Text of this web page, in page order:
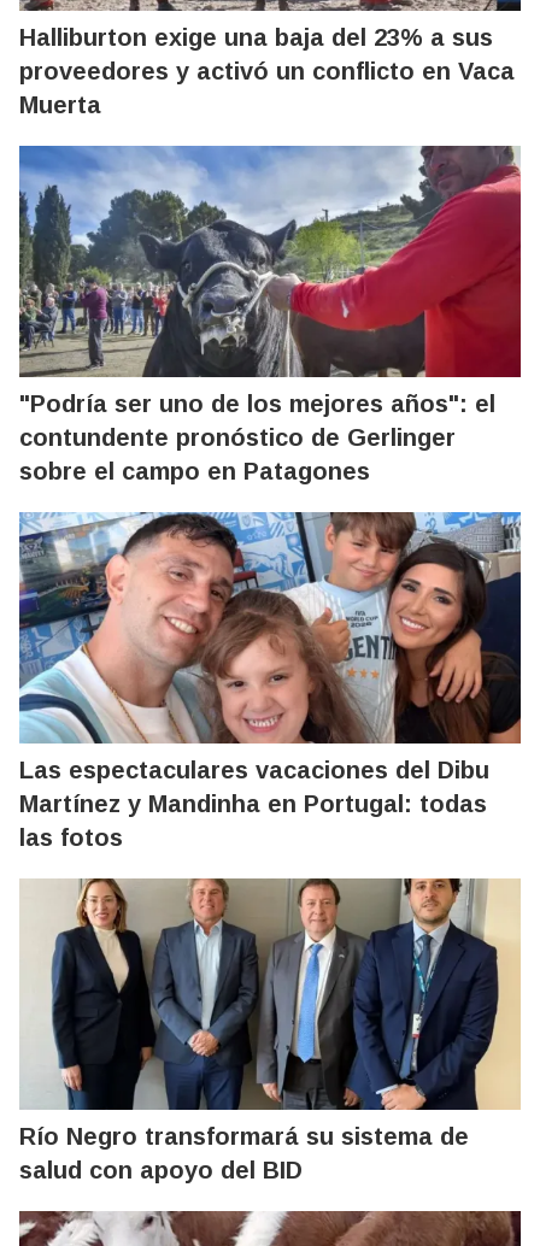
Halliburton exige una baja del 23% a sus
proveedores y activó un conflicto en Vaca
Muerta
"Podría ser uno de los mejores años": el
contundente pronóstico de Gerlinger
sobre el campo en Patagones
Las espectaculares vacaciones del Dibu
Martínez y Mandinha en Portugal: todas
las fotos
Río Negro transformará su sistema de
salud con apoyo del BID